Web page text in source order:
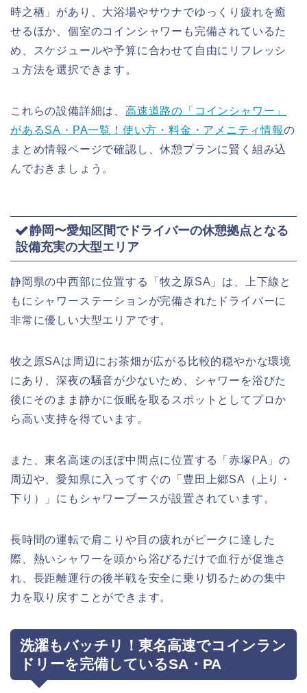
時之栖」があり、大浴場やサウナでゆっくり疲れを癒
せるほか、個室のコインシャワーも完備されているた
め、スケジュールや予算に合わせて自由にリフレッシ
ュ方法を選択できます。
これらの設備詳細は、 高速道路の「コインシャワー」
があるSA・PA一覧！使い方・料金・アメニティ情報の
まとめ情報ページで確認し、休憩プランに賢く組み込
んでおきましょう。
静岡〜愛知区間でドライバーの休憩拠点となる
設備充実の大型エリア
静岡県の中西部に位置する「牧之原SA」は、上下線と
もにシャワーステーションが完備されたドライバーに
非常に優しい大型エリアです。
牧之原SAは周辺にお茶畑が広がる比較的穏やかな環境
にあり、深夜の騒音が少ないため、シャワーを浴びた
後にそのまま静かに仮眠を取るスポットとしてプロか
ら高い支持を得ています。
また、東名高速のほぼ中間点に位置する「赤塚PA」の
周辺や、愛知県に入ってすぐの「豊田上郷SA（上り・
下り）」にもシャワーブースが設置されています。
長時間の運転で肩こりや目の疲れがピークに達した
際、熱いシャワーを頭から浴びるだけで血行が促進さ
れ、長距離運行の後半戦を安全に乗り切るための集中
力を取り戻すことができます。
洗濯もバッチリ！東名高速でコインラン
ドリーを完備しているSA・PA